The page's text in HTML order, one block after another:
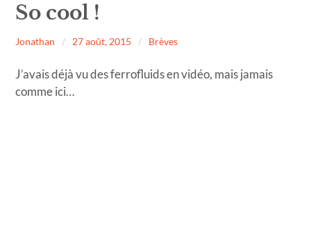
A propos
Mentions légales
So cool !
Jonathan 27 août, 2015 Brèves
J’avais déjà vu des ferrofluids en vidéo, mais jamais
comme ici…